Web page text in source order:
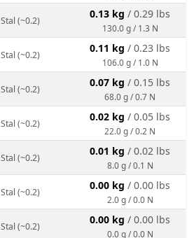
Stal (~0.2)
0.13 kg / 0.29 lbs
130.0 g / 1.3 N
Stal (~0.2)
0.11 kg / 0.23 lbs
106.0 g / 1.0 N
Stal (~0.2)
0.07 kg / 0.15 lbs
68.0 g / 0.7 N
Stal (~0.2)
0.02 kg / 0.05 lbs
22.0 g / 0.2 N
Stal (~0.2)
0.01 kg / 0.02 lbs
8.0 g / 0.1 N
Stal (~0.2)
0.00 kg / 0.00 lbs
2.0 g / 0.0 N
Stal (~0.2)
0.00 kg / 0.00 lbs
0.0 g / 0.0 N